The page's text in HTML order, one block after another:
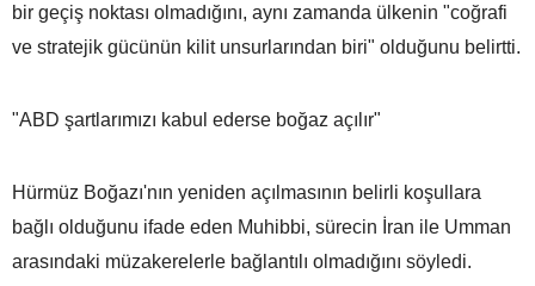
bir geçiş noktası olmadığını, aynı zamanda ülkenin "coğrafi
ve stratejik gücünün kilit unsurlarından biri" olduğunu belirtti.
"ABD şartlarımızı kabul ederse boğaz açılır"
Hürmüz Boğazı'nın yeniden açılmasının belirli koşullara
bağlı olduğunu ifade eden Muhibbi, sürecin İran ile Umman
arasındaki müzakerelerle bağlantılı olmadığını söyledi.